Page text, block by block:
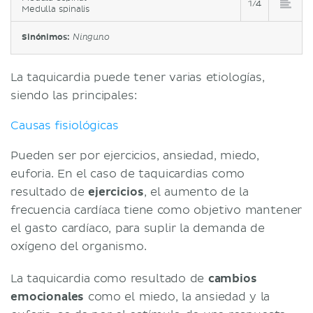
Medulla spinalis
1/4
Sinónimos: Ninguno
La taquicardia puede tener varias etiologías,
siendo las principales:
Causas fisiológicas
Pueden ser por ejercicios, ansiedad, miedo,
euforia. En el caso de taquicardias como
resultado deejercicios, el aumento de la
frecuencia cardíaca tiene como objetivo mantener
el gasto cardíaco, para suplir la demanda de
oxígeno del organismo.
La taquicardia como resultado de cambios
emocionales como el miedo, la ansiedad y la